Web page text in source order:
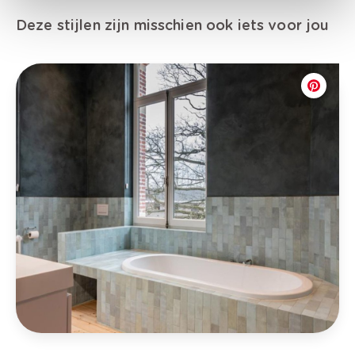
Deze stijlen zijn misschien ook iets voor jou